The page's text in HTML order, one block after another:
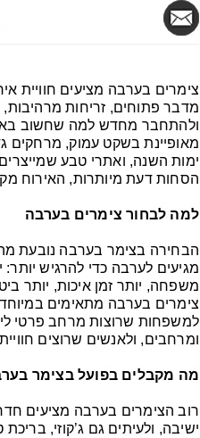
צימרים בערבה מציעים חוויית
מדבר פתוחים, זריחות
ולהתחבר מחדש למה שחשוב
מאופיינת בשקט עמוק, מרחקים
ימות השנה, ואתרי טבע
הסחות דעת מיותרות, האירוח
למה לבחור צימרים בערבה
הבחירה בצימר בערבה נובעת
מגיעים לערבה כדי להרגיש יותר:
משפחה, יותר זמן איכות, יותר
צימרים בערבה מתאימים במיוחד
למשפחות שרוצות מרחב פרטי
ומרחבים, ולאנשים שרוצים
מה מקבלים בפועל בצימר
רוב הצימרים בערבה מציעים
ישיבה, ולעיתים גם ג’קוזי,